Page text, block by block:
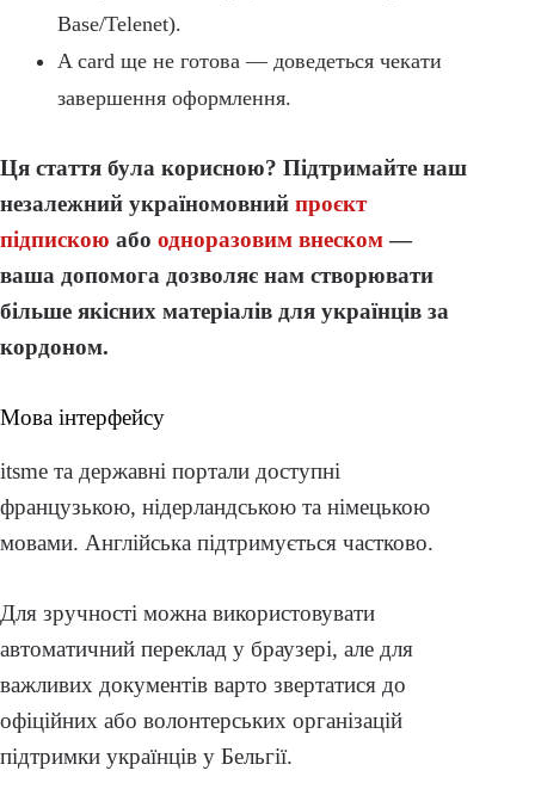
Base/Telenet).
A card ще не готова — доведеться чекати
завершення оформлення.
Ця стаття була корисною? Підтримайте наш
незалежний україномовний проєкт
підпискою або одноразовим внеском—
ваша допомога дозволяє нам створювати
більше якісних матеріалів для українців за
кордоном.
Мова інтерфейсу
itsme та державні портали доступні
французькою, нідерландською та німецькою
мовами. Англійська підтримується частково.
Для зручності можна використовувати
автоматичний переклад у браузері, але для
важливих документів варто звертатися до
офіційних або волонтерських організацій
підтримки українців у Бельгії.